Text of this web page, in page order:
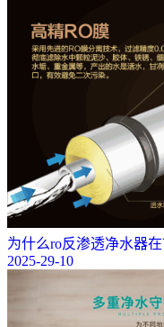
为什么ro反渗透净水器
2025-29-10